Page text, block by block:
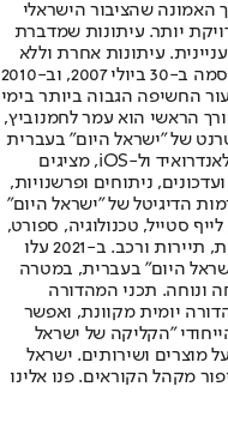
האמונה שהציבור הישראלי
יותר. עיתונות שמדברת
עיתונות אחרת וללא
תשלום. המהדורה המודפסת הראשונה פורסמה ב-30 ביולי 2007, וב-2010
החשיפה הגבוה ביותר בימי
הראשי הוא עמר לחמנוביץ,
של "ישראל היום" בעברית
ובאנגלית, כמו כן היישומונים (אפליקציות) לאנדרואיד ול-iOS, מציגים
ניתוחים ופרשנויות,
הדיגיטל של "ישראל היום"
סטייל, טכנולוגיה, ספורט,
כלכלה וצרכנות, בריאות, חיילים, אוכל, יהדות, תיירות ורכב. ב-2021 עלו
היום" בעברית, במטרה
ונוחה. תכני המהדורה
יומית מקוונת, ואפשר
"הקליקה של ישראל
מוצרים ושירותים. ישראל
מקהל הקוראים. פנו אלינו